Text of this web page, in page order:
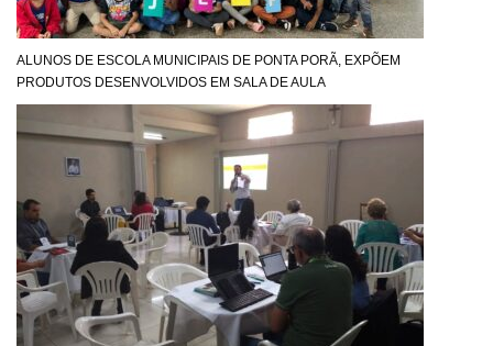
ALUNOS DE ESCOLA MUNICIPAIS DE PONTA PORÃ, EXPÕEM
PRODUTOS DESENVOLVIDOS EM SALA DE AULA